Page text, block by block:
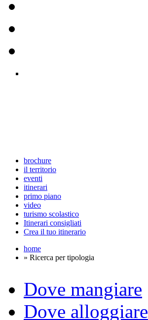
brochure
il territorio
eventi
itinerari
primo piano
video
turismo scolastico
Itinerari consigliati
Crea il tuo itinerario
home
» Ricerca per tipologia
Dove mangiare
Dove alloggiare